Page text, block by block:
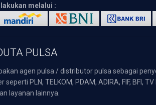
melalui :
PULSA
agen pulsa / distributor pulsa sebagai
seperti PLN, TELKOM, PDAM, ADIRA, FIF,
layanan lainnya.